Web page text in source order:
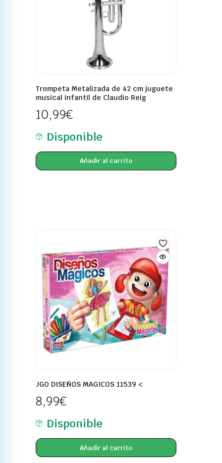
Trompeta Metalizada de 42 cm juguete
musical infantil de Claudio Reig
10,99€
Disponible
Añadir al carrito
JGO DISEÑOS MAGICOS 11539 <
8,99€
Disponible
Añadir al carrito